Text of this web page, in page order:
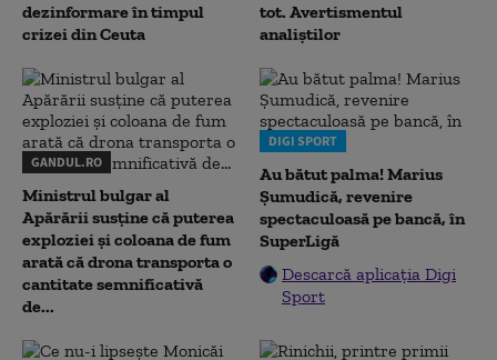
dezinformare în timpul
crizei din Ceuta
tot. Avertismentul
analiștilor
GANDUL.RO
Ministrul bulgar al
Apărării susține că puterea
exploziei și coloana de fum
arată că drona transporta o
cantitate semnificativă
de...
DIGI SPORT
Au bătut palma! Marius
Șumudică, revenire
spectaculoasă pe bancă, în
SuperLigă
Descarcă aplicația Digi
Sport